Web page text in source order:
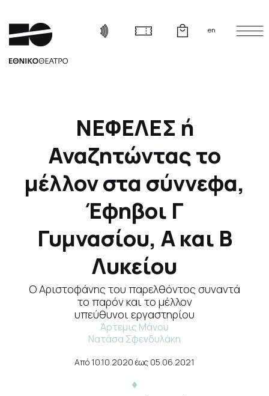
en
ΝΕΦΕΛΕΣ ή
Αναζητώντας το
μέλλον στα σύννεφα,
Έφηβοι Γ
Γυμνασίου, Α και Β
Λυκείου
Ο Αριστοφάνης του παρελθόντος συναντά
το παρόν και το μέλλον
υπεύθυνοι εργαστηρίου
Άρτεμις Μάνου
Νατάσα Σφενδυλάκη
Από 10.10.2020 έως 05.06.2021